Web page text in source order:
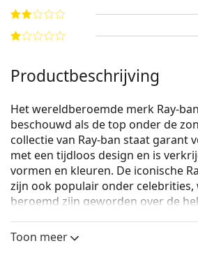
Productbeschrijving
Het wereldberoemde merk Ray-
beschouwd als de top onder de
collectie van Ray-ban staat garant
met een tijdloos design en is
vormen en kleuren. De iconische
zijn ook populair onder celebrities,
beroemd zijn geworden over de
Ray-Ban Thalia RB2195 901/31zijn
Toon meer